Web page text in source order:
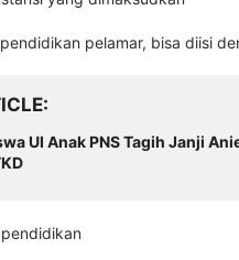
pelamar, bisa diisi
UI Anak PNS Tagih Janji